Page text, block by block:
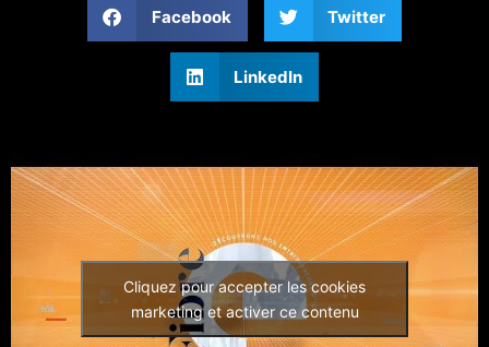
Facebook Twitter
LinkedIn
Cliquez pour accepter les cookies
marketing et activer ce contenu